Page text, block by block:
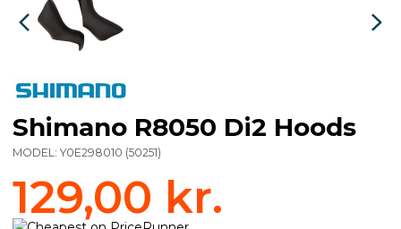
Shimano R8050 Di2 Hoods
MODEL: Y0E298010 (50251)
129,00 kr.